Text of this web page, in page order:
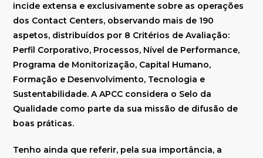
incide extensa e exclusivamente sobre as operações
dos Contact Centers, observando mais de 190
aspetos, distribuídos por 8 Critérios de Avaliação:
Perfil Corporativo, Processos, Nível de Performance,
Programa de Monitorização, Capital Humano,
Formação e Desenvolvimento, Tecnologia e
Sustentabilidade. A APCC considera o Selo da
Qualidade como parte da sua missão de difusão de
boas práticas.
Tenho ainda que referir, pela sua importância, a